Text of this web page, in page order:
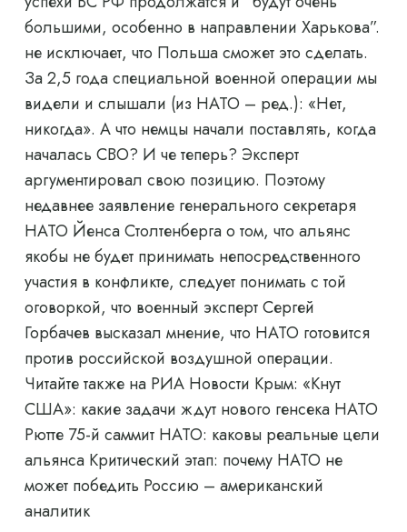
большими, особенно в направлении Харькова”.
не исключает, что Польша сможет это сделать.
За 2,5 года специальной военной операции мы
видели и слышали (из НАТО – ред.): «Нет,
никогда». А что немцы начали поставлять, когда
началась СВО? И че теперь? Эксперт
аргументировал свою позицию. Поэтому
недавнее заявление генерального секретаря
НАТО Йенса Столтенберга о том, что альянс
якобы не будет принимать непосредственного
участия в конфликте, следует понимать с той
оговоркой, что военный эксперт Сергей
Горбачев высказал мнение, что НАТО готовится
против российской воздушной операции.
Читайте также на РИА Новости Крым: «Кнут
США»: какие задачи ждут нового генсека НАТО
Рютте 75-й саммит НАТО: каковы реальные цели
альянса Критический этап: почему НАТО не
может победить Россию – американский
аналитик